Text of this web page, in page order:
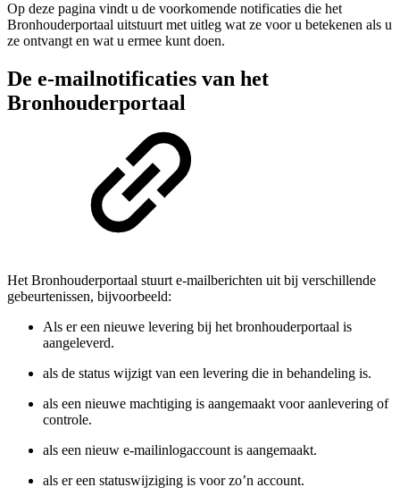
Op deze pagina vindt u de voorkomende notificaties die het
Bronhouderportaal uitstuurt met uitleg wat ze voor u betekenen als u
ze ontvangt en wat u ermee kunt doen.
De e-mailnotificaties van het
Bronhouderportaal
Het Bronhouderportaal stuurt e-mailberichten uit bij verschillende
gebeurtenissen, bijvoorbeeld:
Als er een nieuwe levering bij het bronhouderportaal is
aangeleverd.
als de status wijzigt van een levering die in behandeling is.
als een nieuwe machtiging is aangemaakt voor aanlevering of
controle.
als een nieuw e-mailinlogaccount is aangemaakt.
als er een statuswijziging is voor zo’n account.